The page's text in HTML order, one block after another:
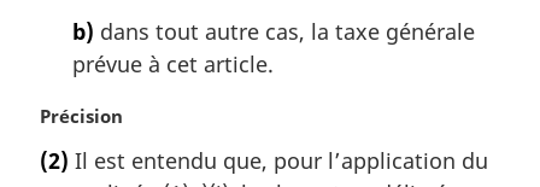
b) dans tout autre cas, la taxe générale
prévue à cet article.
N
t
Précision
(2) Il est entendu que, pour l’application du